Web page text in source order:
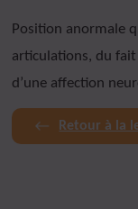
Position anormale
articulations, du
d’une affection
Retour à la